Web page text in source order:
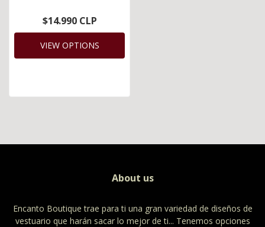
$14.990 CLP
VIEW OPTIONS
About us
Encanto Boutique trae para ti una gran variedad de diseños de
vestuario que harán sacar lo mejor de ti... Tenemos opciones